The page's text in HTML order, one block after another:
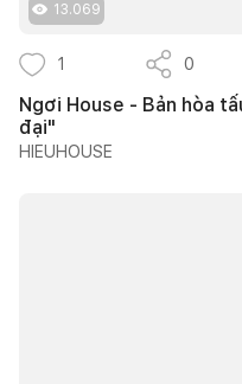
13.069
1 0
Ngơi House - Bản hòa
đại"
HIEUHOUSE